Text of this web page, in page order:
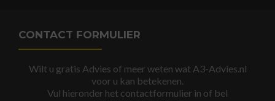
CONTACT FORMULIER
Wilt u gratis Advies of meer weten wat A3-Advies.nl
voor u kan betekenen.
Vul hieronder het contactformulier in of bel